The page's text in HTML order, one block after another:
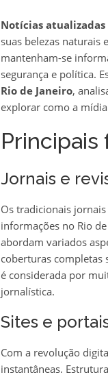
Notícias atualizadas
suas belezas naturais
mantenham-se
segurança e política.
Rio de Janeiro,
explorar como a
Principais
Jornais e
Os tradicionais
informações no Rio de
abordam variados
coberturas completas
é considerada por
jornalística.
Sites e
Com a revolução
instantâneas.